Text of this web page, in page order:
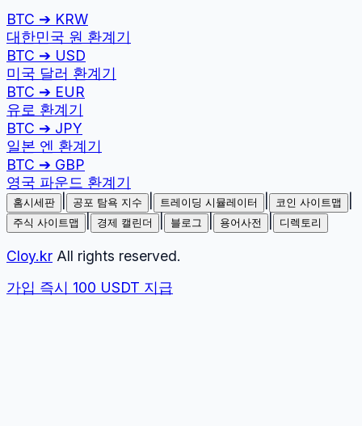
BTC ➔ KRW
대한민국 원 환계기
BTC ➔ USD
미국 달러 환계기
BTC ➔ EUR
유로 환계기
BTC ➔ JPY
일본 엔 환계기
BTC ➔ GBP
영국 파운드 환계기
홈시세판 공포 탐욕 지수 트레이딩 시뮬레이터 코인 사이트맵
주식 사이트맵 경제 캘린더 블로그 용어사전 디렉토리
Cloy.kr All rights reserved.
가입 즉시 100 USDT 지급